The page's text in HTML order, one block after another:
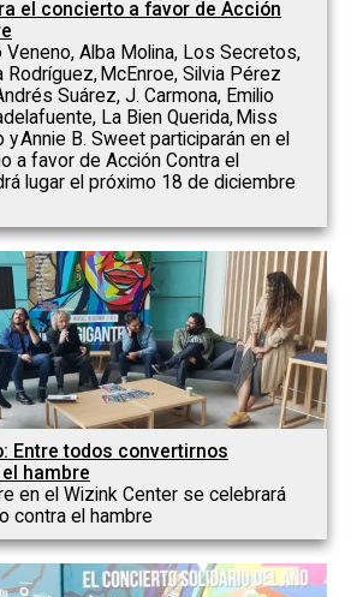
el concierto a favor de Acción
Veneno, Alba Molina, Los Secretos,
Rodríguez, McEnroe, Silvia Pérez
Suárez, J. Carmona, Emilio
La Bien Querida, Miss
Annie B. Sweet participarán en el
a favor de Acción Contra el
lugar el próximo 18 de diciembre
Entre todos convertirnos
hambre
en el Wizink Center se celebrará
contra el hambre